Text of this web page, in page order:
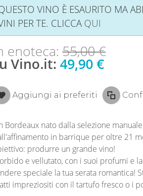
VINO È ESAURITO MA
PER TE. CLICCAQUI
enoteca:55,00 €
Vino.it: 49,90 €
Aggiungi ai preferiti
Bordeaux nato dalla selezione
in barrique per oltre 21
produrre un grande vino!
e vellutato, con i suoi profumi e
speciale la tua serata romantica!
impreziositi con il tartufo fresco o i